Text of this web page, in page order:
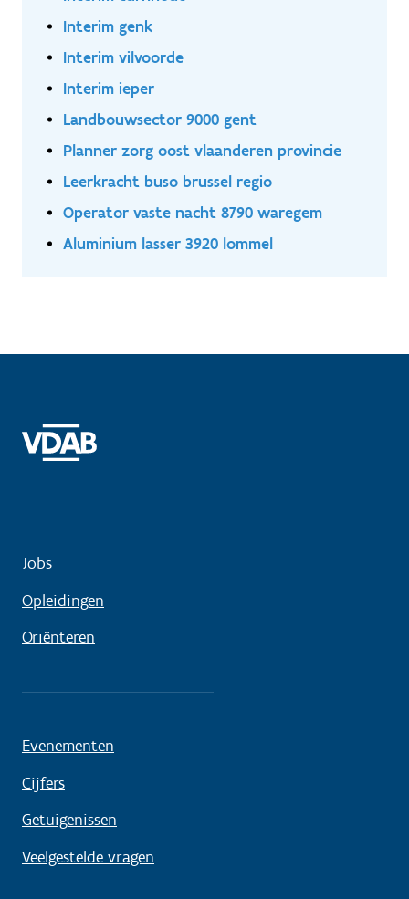
Interim genk
Interim vilvoorde
Interim ieper
Landbouwsector 9000 gent
Planner zorg oost vlaanderen provincie
Leerkracht buso brussel regio
Operator vaste nacht 8790 waregem
Aluminium lasser 3920 lommel
Jobs
Opleidingen
Oriënteren
Evenementen
Cijfers
Getuigenissen
Veelgestelde vragen